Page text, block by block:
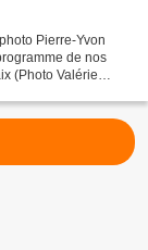
Pierre-Yvon
(Photo Valérie